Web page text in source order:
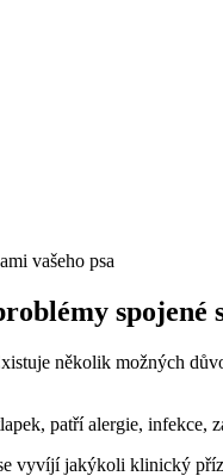
spojené
několik možných
patří alergie,
vyvíjí jakýkoli klinický